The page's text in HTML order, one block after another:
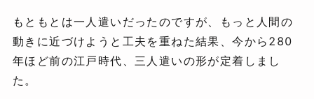
もともとは一人遣いだったのですが、もっと人間の
動きに近づけようと工夫を重ねた結果、今から280
年ほど前の江戸時代、三人遣いの形が定着しまし
た。